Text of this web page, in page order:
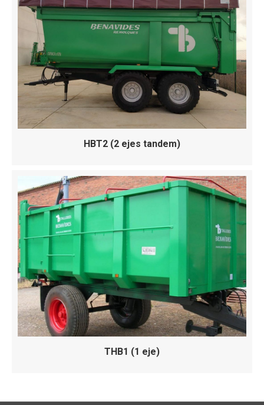
HBT2 (2 ejes tandem)
THB1 (1 eje)